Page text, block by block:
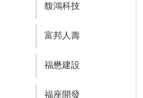
馥鴻科技
富邦人壽
福懋建設
福座開發